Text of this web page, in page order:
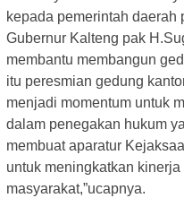
kepada pemerintah daerah
Gubernur Kalteng pak
membantu membangun
itu peresmian gedung
menjadi momentum untuk
dalam penegakan hukum
membuat aparatur
untuk meningkatkan
masyarakat,”ucapnya.